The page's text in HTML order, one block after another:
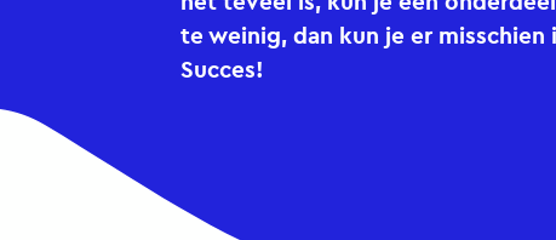
te weinig, dan kun je er misschien
Succes!